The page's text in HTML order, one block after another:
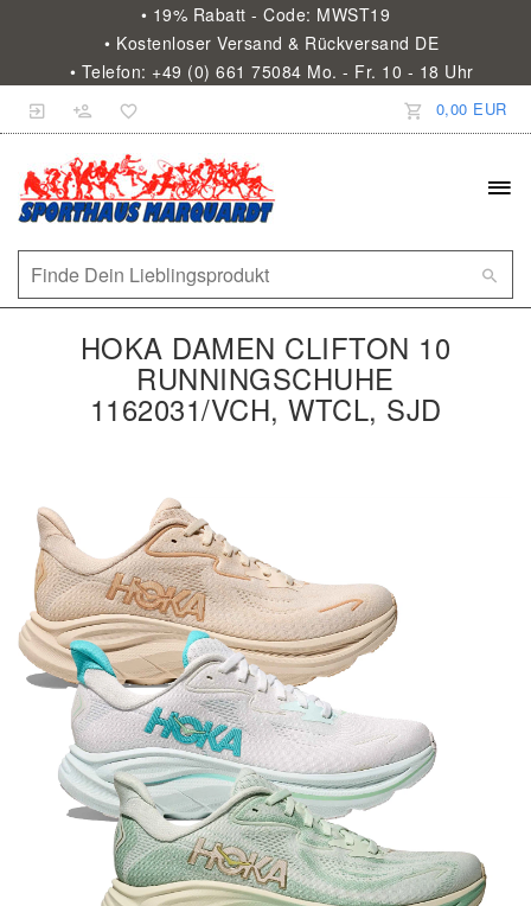
• 19% Rabatt - Code: MWST19
• Kostenloser Versand & Rückversand DE
• Telefon: +49 (0) 661 75084 Mo. - Fr. 10 - 18 Uhr
0,00 EUR
HOKA DAMEN CLIFTON 10
RUNNINGSCHUHE
1162031/VCH, WTCL, SJD